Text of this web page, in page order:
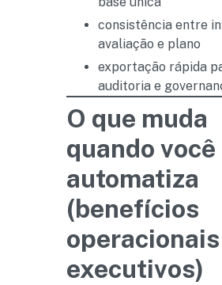
consistência entre
avaliação e plano
exportação rápida
auditoria e
O que muda
quando você
automatiza
(benefícios
executivos)